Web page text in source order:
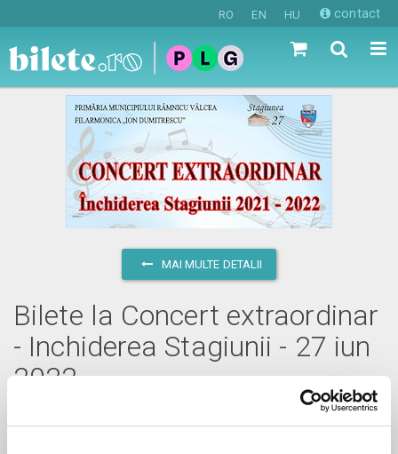
RO EN HU contact
MAI MULTE DETALII
Bilete la Concert extraordinar
- Inchiderea Stagiunii - 27 iun
2022